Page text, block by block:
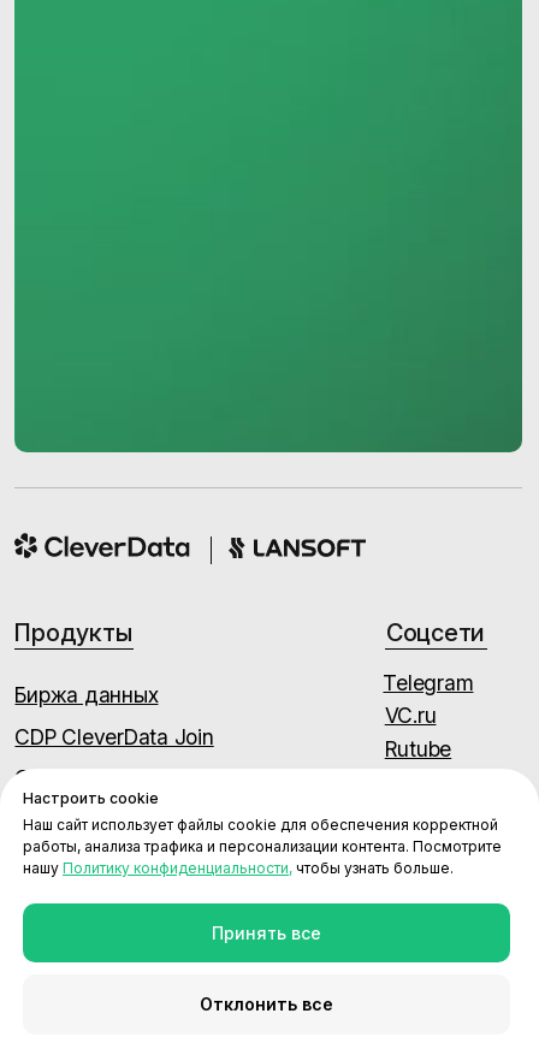
Настроить cookie
Наш сайт использует файлы cookie для обеспечения корректной
работы, анализа трафика и персонализации контента. Посмотрите
нашу Политику конфиденциальности, чтобы узнать больше.
Принять все
Отклонить все